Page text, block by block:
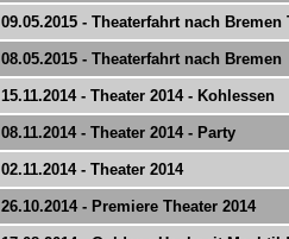
09.05.2015 - Theaterfahrt nach Bremen
08.05.2015 - Theaterfahrt nach Bremen
15.11.2014 - Theater 2014 - Kohlessen
08.11.2014 - Theater 2014 - Party
02.11.2014 - Theater 2014
26.10.2014 - Premiere Theater 2014